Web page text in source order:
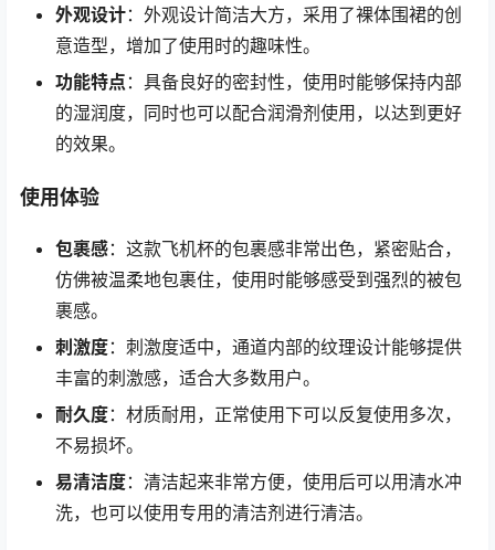
外观设计：外观设计简洁大方，采用了裸体围裙的创
意造型，增加了使用时的趣味性。
功能特点 ：具备良好的密封性，使用时能够保持内部
的湿润度，同时也可以配合润滑剂使用，以达到更好
的效果。
使用体验
包裹感：这款飞机杯的包裹感非常出色，紧密贴合，
仿佛被温柔地包裹住，使用时能够感受到强烈的被包
裹感。
刺激度：刺激度适中，通道内部的纹理设计能够提供
丰富的刺激感，适合大多数用户。
耐久度：材质耐用，正常使用下可以反复使用多次，
不易损坏。
易清洁度：清洁起来非常方便，使用后可以用清水冲
洗，也可以使用专用的清洁剂进行清洁。